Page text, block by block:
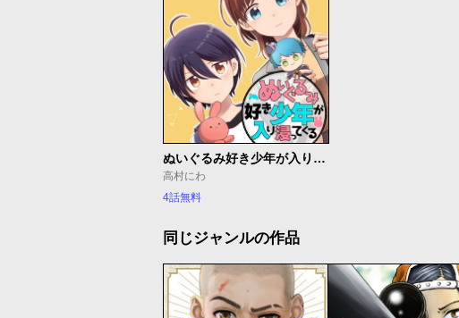
ぬいぐるみ好き少年が入り浸ってくる
高村にわ
4話無料
同じジャンルの作品